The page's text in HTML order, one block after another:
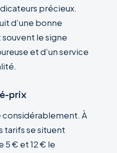
précieux.
d’une bonne
le signe
et d’un service
prix
considérablement. À
tarifs se situent
€ et 12 € le